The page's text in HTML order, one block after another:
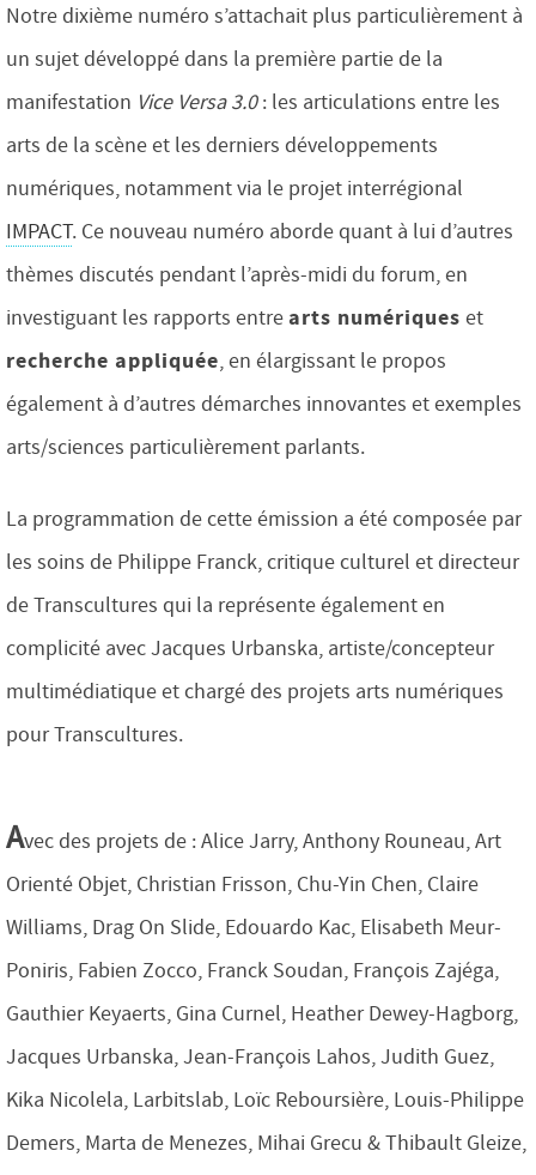
Notre dixième numéro s’attachait plus particulièrement à
un sujet développé dans la première partie de la
manifestation Vice Versa 3.0: les articulations entre les
arts de la scène et les derniers développements
numériques, notamment via le projet interrégional
IMPACT. Ce nouveau numéro aborde quant à lui d’autres
thèmes discutés pendant l’après-midi du forum, en
investiguant les rapports entre arts numériques et
recherche appliquée, en élargissant le propos
également à d’autres démarches innovantes et exemples
arts/sciences particulièrement parlants.
La programmation de cette émission a été composée par
les soins de Philippe Franck, critique culturel et directeur
de Transcultures qui la représente également en
complicité avec Jacques Urbanska, artiste/concepteur
multimédiatique et chargé des projets arts numériques
pour Transcultures.
Avec des projets de : Alice Jarry, Anthony Rouneau, Art
Orienté Objet, Christian Frisson, Chu-Yin Chen, Claire
Williams, Drag On Slide, Edouardo Kac, Elisabeth Meur-
Poniris, Fabien Zocco, Franck Soudan, François Zajéga,
Gauthier Keyaerts, Gina Curnel, Heather Dewey-Hagborg,
Jacques Urbanska, Jean-François Lahos, Judith Guez,
Kika Nicolela, Larbitslab, Loïc Reboursière, Louis-Philippe
Demers, Marta de Menezes, Mihai Grecu & Thibault Gleize,